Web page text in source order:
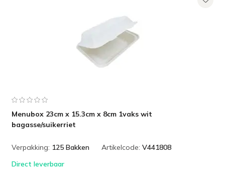
Menubox 23cm x 15.3cm x 8cm 1vaks wit
bagasse/suikerriet
Verpakking: 125 Bakken Artikelcode: V441808
Direct leverbaar